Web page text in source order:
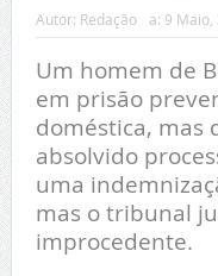
Autor: Redação a: 9 Maio,
Um homem de
em prisão
doméstica, mas
absolvido
uma
mas o tribunal
improcedente.